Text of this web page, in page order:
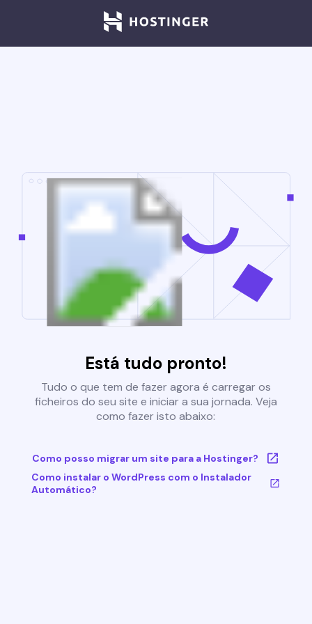
Está tudo pronto!
Tudo o que tem de fazer agora é carregar os
ficheiros do seu site e iniciar a sua jornada. Veja
como fazer isto abaixo:
Como posso migrar um site para a Hostinger?
Como instalar o WordPress com o Instalador
Automático?